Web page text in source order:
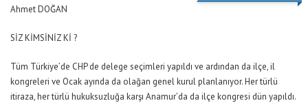
Ahmet DOĞAN
SİZ KİMSİNİZ Kİ ?
Tüm Türkiye’de CHP de delege seçimleri yapıldı ve ardından da ilçe, il
kongreleri ve Ocak ayında da olağan genel kurul planlanıyor. Her türlü
itiraza, her türlü hukuksuzluğa karşı Anamur’da da ilçe kongresi dün yapıldı.